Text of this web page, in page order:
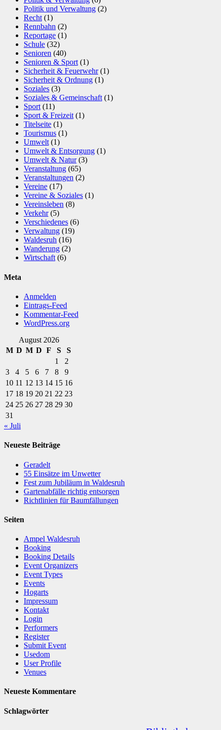
Politik und Verwaltung (2)
Recht(1)
Rennbahn (2)
Reportage (1)
Schule (32)
Senioren (40)
Senioren & Sport(1)
Sicherheit & Feuerwehr(1)
Sicherheit & Ordnung (1)
Soziales (3)
Soziales & Gemeinschaft(1)
Sport(11)
Sport & Freizeit(1)
Titelseite (1)
Tourismus (1)
Umwelt(1)
Umwelt & Entsorgung (1)
Umwelt & Natur(3)
Veranstaltung (65)
Veranstaltungen (2)
Vereine (17)
Vereine & Soziales (1)
Vereinsleben (8)
Verkehr(5)
Verschiedenes (6)
Verwaltung (19)
Waldesruh (16)
Wanderung (2)
Wirtschaft(6)
Meta
Anmelden
Eintrags-Feed
Kommentar-Feed
WordPress.org
August 2026
M D M D F S
S
1
2
3
4 5 6 7 8
9
10 11 12 13 14 15 16
17 18 19 20 21 22 23
24 25 26 27 28 29 30
31
« Juli
Neueste Beiträge
Geradelt
​55 Einsätze im Unwetter
Fest zum Jubiläum in Waldesruh
Gartenabfälle richtig entsorgen
Richtlinien für Baumfällungen
Seiten
Ampel Waldesruh
Booking
Booking Details
Event Organizers
Event Types
Events
Hogarts
Impressum
Kontakt
Login
Performers
Register
Submit Event
Usedom
User Profile
Venues
Neueste Kommentare
Schlagwörter